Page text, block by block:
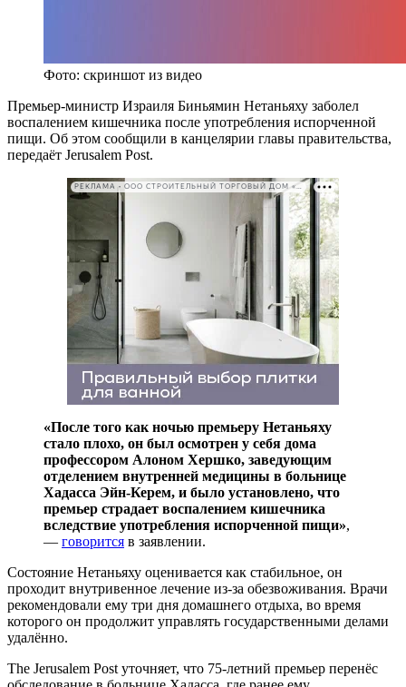
Фото: скриншот из видео
Премьер-министр Израиля Биньямин Нетаньяху заболел
воспалением кишечника после употребления испорченной
пищи. Об этом сообщили в канцелярии главы правительства,
передаёт Jerusalem Post.
РЕКЛАМА • ООО СТРОИТЕЛЬНЫЙ ТОРГОВЫЙ ДОМ «ПЕТРОВИЧ». ИНН: 7802348846
«После того как ночью премьеру Нетаньяху
стало плохо, он был осмотрен у себя дома
профессором Алоном Хершко, заведующим
отделением внутренней медицины в больнице
Хадасса Эйн-Керем, и было установлено, что
премьер страдает воспалением кишечника
вследствие употребления испорченной пищи»,
— говорится в заявлении.
Состояние Нетаньяху оценивается как стабильное, он
проходит внутривенное лечение из-за обезвоживания. Врачи
рекомендовали ему три дня домашнего отдыха, во время
которого он продолжит управлять государственными делами
удалённо.
The Jerusalem Post уточняет, что 75-летний премьер перенёс